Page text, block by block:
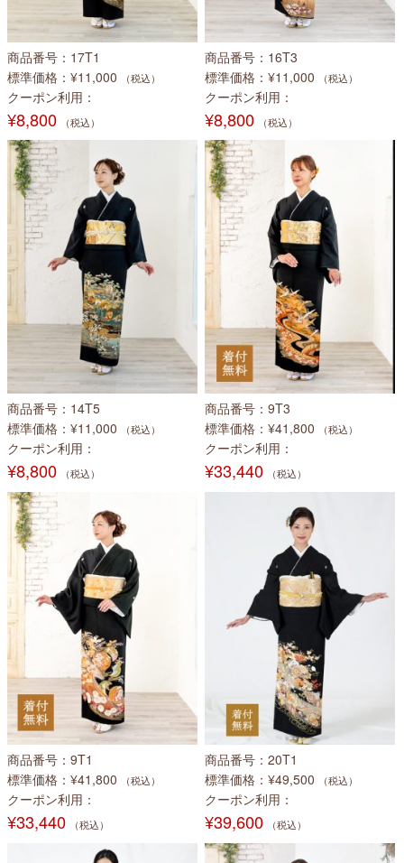
商品番号
17T1
標準価格
¥11,000 （税込）
クーポン利用
¥8,800 （税込）
商品番号
16T3
標準価格
¥11,000 （税込）
クーポン利用
¥8,800 （税込）
商品番号
14T5
標準価格
¥11,000 （税込）
クーポン利用
¥8,800 （税込）
商品番号
9T3
標準価格
¥41,800 （税込）
クーポン利用
¥33,440 （税込）
商品番号
9T1
標準価格
¥41,800 （税込）
クーポン利用
¥33,440 （税込）
商品番号
20T1
標準価格
¥49,500 （税込）
クーポン利用
¥39,600 （税込）